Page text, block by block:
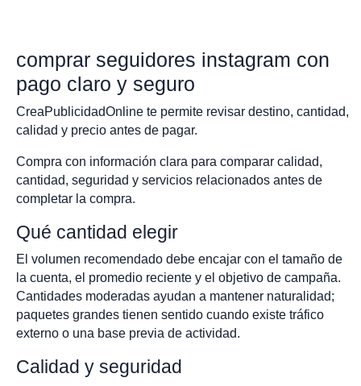
comprar seguidores instagram con
pago claro y seguro
CreaPublicidadOnline te permite revisar destino, cantidad,
calidad y precio antes de pagar.
Compra con información clara para comparar calidad,
cantidad, seguridad y servicios relacionados antes de
completar la compra.
Qué cantidad elegir
El volumen recomendado debe encajar con el tamaño de
la cuenta, el promedio reciente y el objetivo de campaña.
Cantidades moderadas ayudan a mantener naturalidad;
paquetes grandes tienen sentido cuando existe tráfico
externo o una base previa de actividad.
Calidad y seguridad